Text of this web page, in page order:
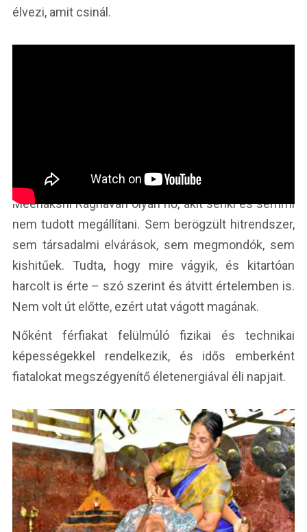
élvezi, amit csinál.
Meenakshi Raghavan olyan nő, akit senki és semmi
nem tudott megállítani. Sem berögzült hitrendszer,
sem társadalmi elvárások, sem megmondók, sem
kishitűek. Tudta, hogy mire vágyik, és kitartóan
harcolt is érte – szó szerint és átvitt értelemben is.
Nem volt út előtte, ezért utat vágott magának.
Nőként férfiakat felülmúló fizikai és technikai
képességekkel rendelkezik, és idős emberként
fiatalokat megszégyenítő életenergiával éli napjait.